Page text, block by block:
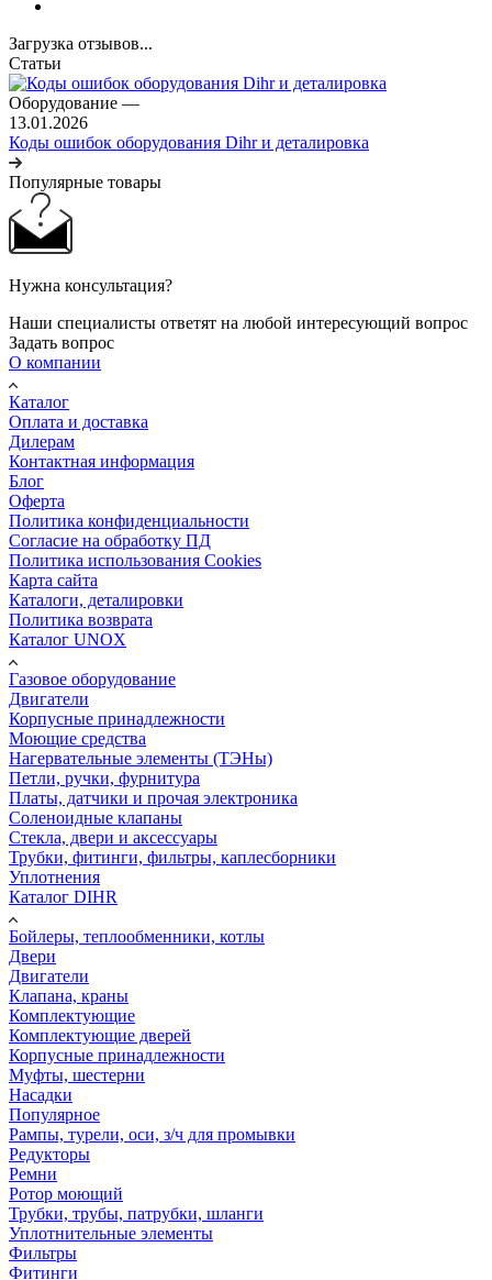
Загрузка отзывов...
Статьи
Оборудование —
13.01.2026
Коды ошибок оборудования Dihr и деталировка
Популярные товары
Нужна консультация?
Наши специалисты ответят на любой интересующий вопрос
Задать вопрос
О компании
Каталог
Оплата и доставка
Дилерам
Контактная информация
Блог
Оферта
Политика конфиденциальности
Согласие на обработку ПД
Политика использования Cookies
Карта сайта
Каталоги, деталировки
Политика возврата
Каталог UNOX
Газовое оборудование
Двигатели
Корпусные принадлежности
Моющие средства
Нагервательные элементы (ТЭНы)
Петли, ручки, фурнитура
Платы, датчики и прочая электроника
Соленоидные клапаны
Стекла, двери и аксессуары
Трубки, фитинги, фильтры, каплесборники
Уплотнения
Каталог DIHR
Бойлеры, теплообменники, котлы
Двери
Двигатели
Клапана, краны
Комплектующие
Комплектующие дверей
Корпусные принадлежности
Муфты, шестерни
Насадки
Популярное
Рампы, турели, оси, з/ч для промывки
Редукторы
Ремни
Ротор моющий
Трубки, трубы, патрубки, шланги
Уплотнительные элементы
Фильтры
Фитинги